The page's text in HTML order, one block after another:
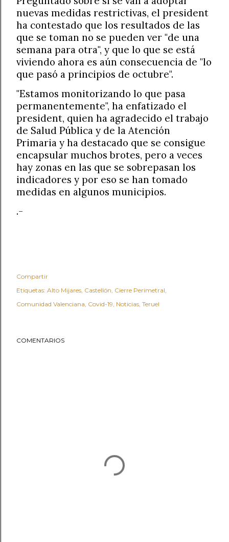
nuevas medidas restrictivas, el president
ha contestado que los resultados de las
que se toman no se pueden ver "de una
semana para otra", y que lo que se está
viviendo ahora es aún consecuencia de "lo
que pasó a principios de octubre".
"Estamos monitorizando lo que pasa
permanentemente", ha enfatizado el
president, quien ha agradecido el trabajo
de Salud Pública y de la Atención
Primaria y ha destacado que se consigue
encapsular muchos brotes, pero a veces
hay zonas en las que se sobrepasan los
indicadores y por eso se han tomado
medidas en algunos municipios.
.-
Compartir
Etiquetas: Alto Mijares Castellón Cierre Perimetral
Comunidad Valenciana Covid-19 Noticias Teruel
COMENTARIOS